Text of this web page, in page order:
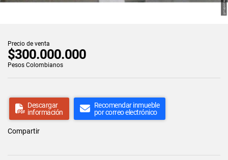
Precio de venta
$300.000.000
Pesos Colombianos
Descargar
información
Recomendar inmueble
por correo electrónico
Compartir